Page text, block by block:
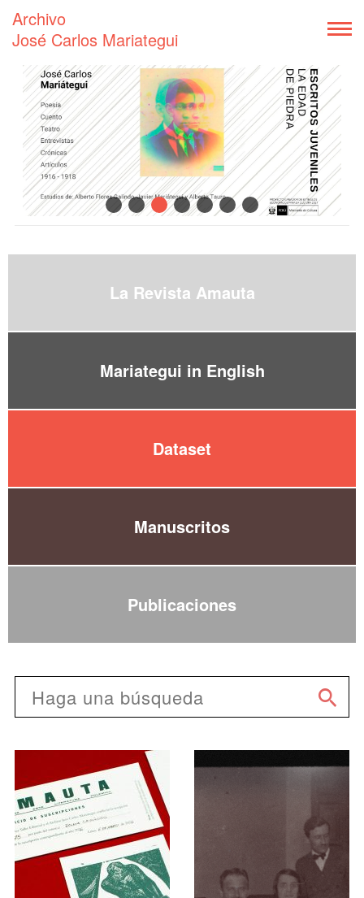
Archivo
José Carlos Mariategui
La Revista Amauta
Mariategui in English
Dataset
Manuscritos
Publicaciones